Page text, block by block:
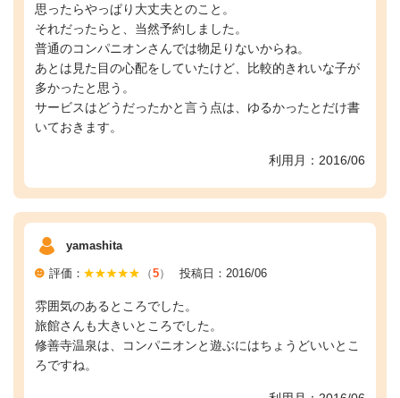
思ったらやっぱり大丈夫とのこと。
それだったらと、当然予約しました。
普通のコンパニオンさんでは物足りないからね。
あとは見た目の心配をしていたけど、比較的きれいな子が
多かったと思う。
サービスはどうだったかと言う点は、ゆるかったとだけ書
いておきます。
利用月：2016/06
yamashita
評価： （5） 投稿日：2016/06
雰囲気のあるところでした。
旅館さんも大きいところでした。
修善寺温泉は、コンパニオンと遊ぶにはちょうどいいとこ
ろですね。